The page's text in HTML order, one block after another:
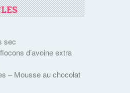
sec
d’avoine extra
– Mousse au chocolat